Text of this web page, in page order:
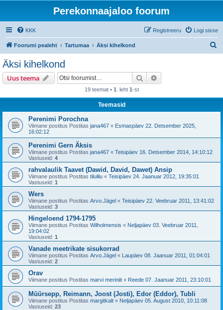
Perekonnaajaloo foorum
KKK Logi sisse
Registreeru
Foorumi pealeht Tartumaa Äksi kihelkond
Äksi kihelkond
Uus teema Otsi
19 teemat • 1 . leht 1-st
Teemasid
Perenimi Porochna
Viimane postitus Postitas jana467 « Esmaspäev 22. Detsember 2025,
16:02:12
Perenimi Gern Äksis
Viimane postitus Postitas jana467 « Teisipäev 16. Detsember 2014, 14:10:12
Vastuseid: 4
rahvalaulik Taavet (Dawid, David, Dawet) Ansip
Viimane postitus Postitas tilulilu « Teisipäev 24. Jaanuar 2012, 19:35:01
Vastuseid: 1
Wers
Viimane postitus Postitas Arvo.Jägel « Teisipäev 22. Veebruar 2011, 13:41:02
Vastuseid: 3
Hingeloend 1794-1795
Viimane postitus Postitas Wilholmensis « Neljapäev 03. Veebruar 2011,
19:04:02
Vastuseid: 1
Vanade meetrikate sisukorrad
Viimane postitus Postitas Arvo.Jägel « Laupäev 08. Jaanuar 2011, 01:04:01
Vastuseid: 2
Orav
Viimane postitus Postitas marvi meriniit « Reede 07. Jaanuar 2011, 23:10:01
Müürsepp, Reimann, Joost (Josti), Edor (Eddor), Tubli
Viimane postitus Postitas margitkalt « Neljapäev 05. August 2010, 10:11:08
Vastuseid: 23